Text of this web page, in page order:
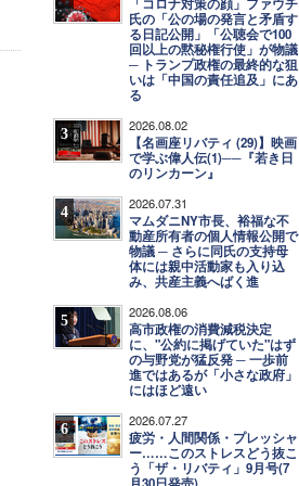
氏の「公の場の発言と矛盾す
る日記公開」「公聴会で100
回以上の黙秘権行使」が物議
─ トランプ政権の最終的な狙
いは「中国の責任追及」にあ
る
3 2026.08.02
【名画座リバティ (29)】映画
で学ぶ偉人伝(1)──『若き日
のリンカーン』
4 2026.07.31
マムダニNY市長、裕福な不
動産所有者の個人情報公開で
物議 ─ さらに同氏の支持母
体には親中活動家も入り込
み、共産主義へばく進
5 2026.08.06
高市政権の消費減税決定
に、"公約に掲げていた"はず
の与野党が猛反発 ─ 一歩前
進ではあるが「小さな政府」
にはほど遠い
6 2026.07.27
疲労・人間関係・プレッシャ
ー……このストレスどう抜こ
う「ザ・リバティ」9月号(7